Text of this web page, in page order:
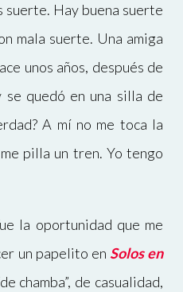
suerte. Hay buena suerte
mala suerte. Una amiga
unos años, después de
se quedó en una silla de
A mí no me toca la
pilla un tren. Yo tengo
la oportunidad que me
un papelito en Solos en
chamba”, de casualidad,